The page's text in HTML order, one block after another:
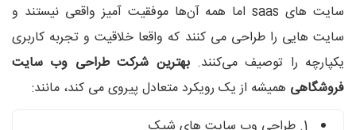
سایت های saas اما همه آن‌ها موفقیت ‌آمیز واقعی نیستند و
سایت‌ هایی را طراحی می ‌کنند که واقعا خلاقیت و تجربه کاربری
یکپارچه را توصیف می‌کنند.بهترین شرکت طراحی وب سایت
فروشگاهی همیشه از یک رویکرد متعادل پیروی می کند، مانند: